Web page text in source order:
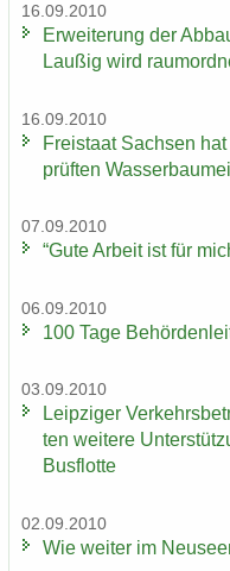
16.09.2010
Er­wei­te­rung der
Lau­ßig wird
16.09.2010
Frei­staat Sach­sen
prüf­ten
07.09.2010
“Gute Ar­beit ist für
06.09.2010
100 Tage
03.09.2010
Leip­zi­ger
ten wei­te­re
Bus­flot­te
02.09.2010
Wie wei­ter im